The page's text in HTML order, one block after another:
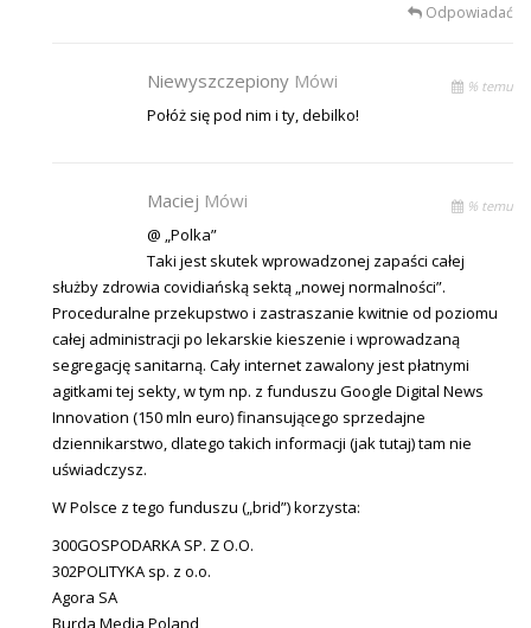
Odpowiadać
Niewyszczepiony Mówi % temu
Połóż się pod nim i ty, debilko!
Maciej Mówi % temu
@ „Polka”
Taki jest skutek wprowadzonej zapaści całej
służby zdrowia covidiańską sektą „nowej normalności”.
Proceduralne przekupstwo i zastraszanie kwitnie od poziomu
całej administracji po lekarskie kieszenie i wprowadzaną
segregację sanitarną. Cały internet zawalony jest płatnymi
agitkami tej sekty, w tym np. z funduszu Google Digital News
Innovation (150 mln euro) finansującego sprzedajne
dziennikarstwo, dlatego takich informacji (jak tutaj) tam nie
uświadczysz.
W Polsce z tego funduszu („brid”) korzysta:
300GOSPODARKA SP. Z O.O.
302POLITYKA sp. z o.o.
Agora SA
Burda Media Poland